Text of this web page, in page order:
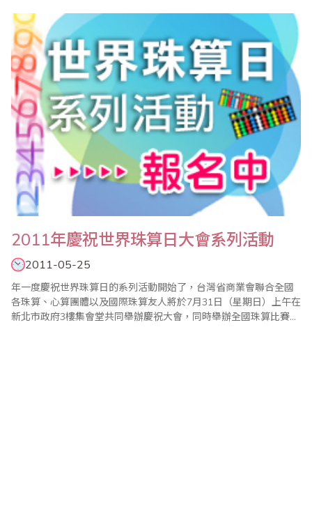
2011年慶祝世界珠算日大會系列活動
2011-05-25
年一度慶祝世界珠算日的系列活動開始了，台灣省商業會聯合全國
各珠算、心算團體以及國際珠算友人將於7月31日（星期日）上午在
新北市政府3樓集會堂共同舉辦慶祝大會，同時舉辦全國珠算比賽暨